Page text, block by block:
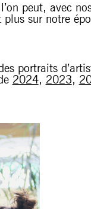
peut, avec
sur notre
portraits
2024, 2023,